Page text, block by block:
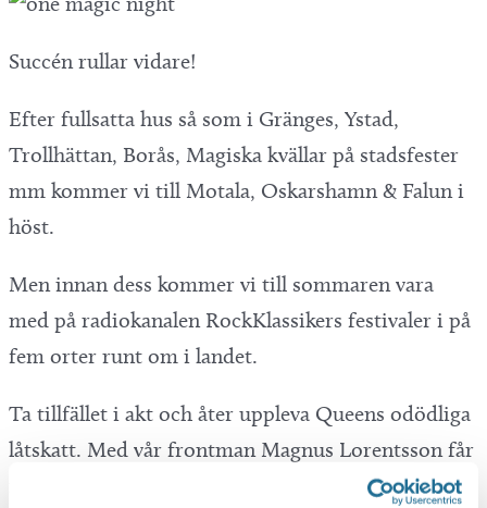
Succén rullar vidare!
Efter fullsatta hus så som i Gränges, Ystad,
Trollhättan, Borås, Magiska kvällar på stadsfester
mm kommer vi till Motala, Oskarshamn & Falun i
höst.
Men innan dess kommer vi till sommaren vara
med på radiokanalen RockKlassikers festivaler i på
fem orter runt om i landet.
Ta tillfället i akt och åter uppleva Queens odödliga
låtskatt. Med vår frontman Magnus Lorentsson får
man en stor ”vibe” av att det är Freddie själv som